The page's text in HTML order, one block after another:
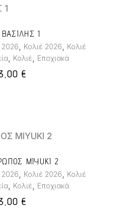
1
2026, Κολιέ 2026, Κολιέ
, Κολιέ, Εποχιακά
€
MIYUKI 2
2026 Κολιέ 2026
Κολιέ
, Κολιέ Εποχιακά
€